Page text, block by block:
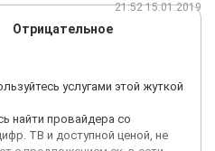
21:52 15.01.2019
Отрицательное
услугами этой жуткой
найти провайдера со
ТВ и доступной ценой, не